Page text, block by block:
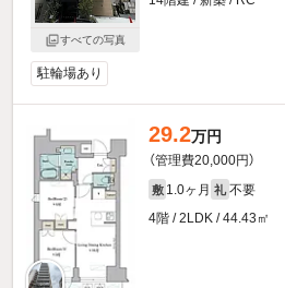
すべての写真
駐輪場あり
29.2万円
（管理費20,000円）
敷 1.0ヶ月 礼 不要
4階 / 2LDK / 44.43㎡